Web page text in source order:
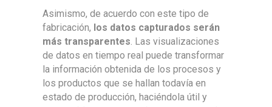
Asimismo, de acuerdo con este tipo de
fabricación, los datos capturados serán
más transparentes . Las visualizaciones
de datos en tiempo real puede transformar
la información obtenida de los procesos y
los productos que se hallan todavía en
estado de producción, haciéndola útil y